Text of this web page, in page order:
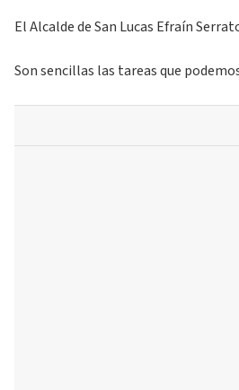
El Alcalde de San Lucas Efraín
Son sencillas las tareas que